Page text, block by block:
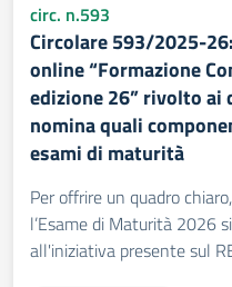
circ. n.593
Circolare 593/2025-
online “Formazione
edizione 26” rivolto
nomina quali
esami di maturità
Per offrire un quadro
l’Esame di Maturità 2026
all'iniziativa presente sul